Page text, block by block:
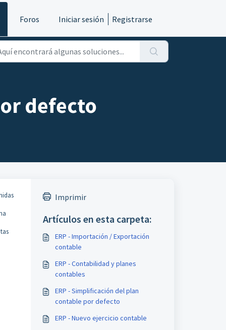
Foros Iniciar sesión Registrarse
defecto
Imprimir
Artículos en esta carpeta:
ERP - Importación / Exportación
contable
ERP - Contabilidad y planes
contables
ERP - Simplificación del plan
contable por defecto
ERP - Nuevo ejercicio contable